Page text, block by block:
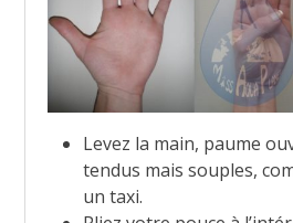
Levez la main, paume
tendus mais souples,
un taxi.